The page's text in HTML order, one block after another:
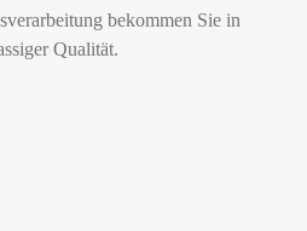
bekommen Sie in
Qualität.